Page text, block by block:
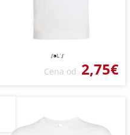
Cena od 2,75€